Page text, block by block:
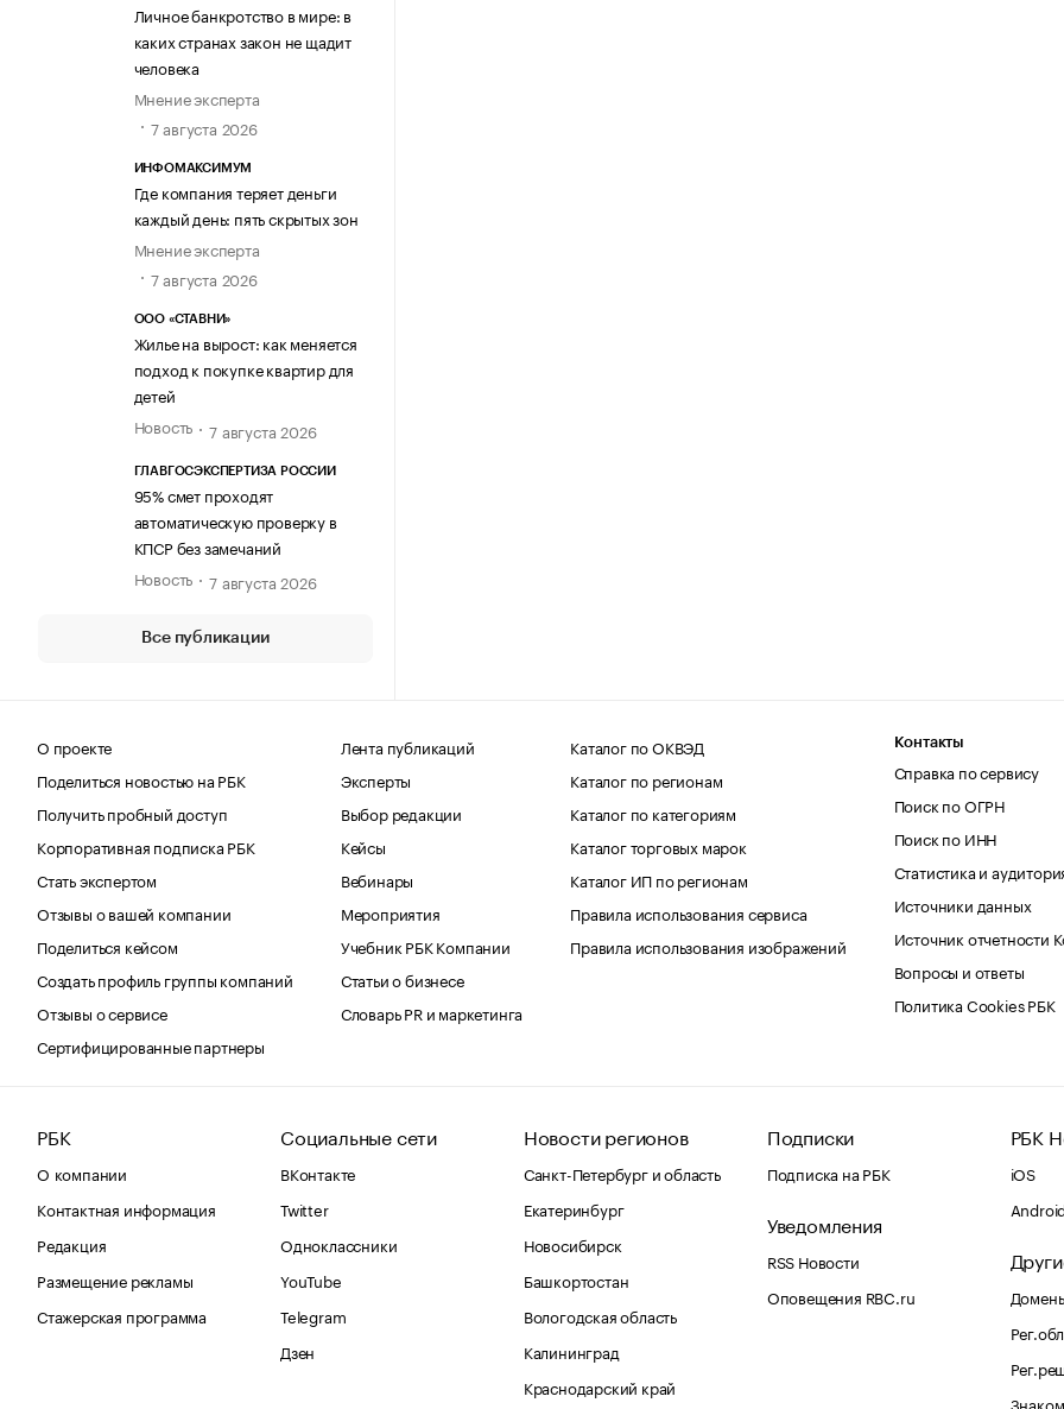
Личное банкротство в мире: в
каких странах закон не щадит
человека
Мнение эксперта
7 августа 2026
ИНФОМАКСИМУМ
Где компания теряет деньги
каждый день: пять скрытых зон
Мнение эксперта
7 августа 2026
ООО «СТАВНИ»
Жилье на вырост: как меняется
подход к покупке квартир для
детей
Новость
7 августа 2026
ГЛАВГОСЭКСПЕРТИЗА РОССИИ
95% смет проходят
автоматическую проверку в
КПСР без замечаний
Новость
7 августа 2026
Все публикации
О проекте
Поделиться новостью на РБК
Получить пробный доступ
Корпоративная подписка РБК
Стать экспертом
Отзывы о вашей компании
Поделиться кейсом
Создать профиль группы компаний
Отзывы о сервисе
Сертифицированные партнеры
Лента публикаций
Эксперты
Выбор редакции
Кейсы
Вебинары
Мероприятия
Учебник РБК Компании
Статьи о бизнесе
Словарь PR и маркетинга
Каталог по ОКВЭД
Каталог по регионам
Каталог по категориям
Каталог торговых марок
Каталог ИП по регионам
Правила использования сервиса
Правила использования изображений
Контакты
Справка по сервису
Поиск по ОГРН
Поиск по ИНН
Статистика и
Источники данных
Источник отчетности
Вопросы и ответы
Политика Cookies РБК
РБК
О компании
Контактная информация
Редакция
Размещение рекламы
Стажерская программа
Социальные сети
ВКонтакте
Twitter
Одноклассники
YouTube
Telegram
Дзен
Новости регионов
Санкт-Петербург и область
Екатеринбург
Новосибирск
Башкортостан
Вологодская область
Калининград
Краснодарский край
Подписки
Подписка на РБК
Уведомления
RSS Новости
Оповещения RBC.ru
РБК
iOS